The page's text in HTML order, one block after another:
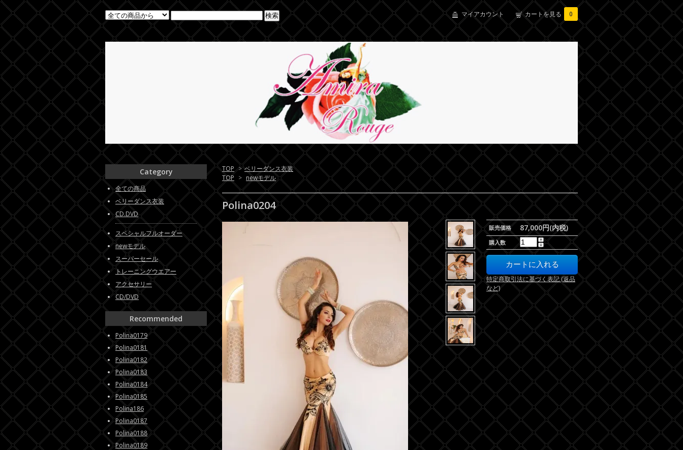
マイアカウント カートを見る 0
TOP > ベリーダンス衣装
TOP > newモデル
Polina0204
販売価格 87,000円(内税)
購入数
特定商取引法に基づく表記 (返品
など)
Category
全ての商品
ベリーダンス衣装
CD.DVD
スペシャルフルオーダー
newモデル
スーパーセール
トレーニングウエアー
アクセサリー
CD/DVD
Recommended
Polina0179
Polina0181
Polina0182
Polina0183
Polina0184
Polina0185
Polina186
Polina0187
Polina0188
Polina0189